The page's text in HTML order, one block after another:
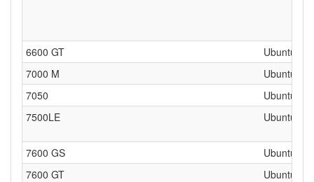
6600 GT
Ubuntu 32
7000 M
Ubuntu 64
7050
Ubuntu 32
7500LE
Ubuntu 32
7600 GS
Ubuntu 32
7600 GT
Ubuntu 64